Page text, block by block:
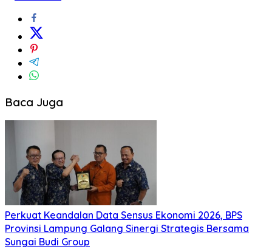
Baca Juga
Perkuat Keandalan Data Sensus Ekonomi 2026, BPS
Provinsi Lampung Galang Sinergi Strategis Bersama
Sungai Budi Group